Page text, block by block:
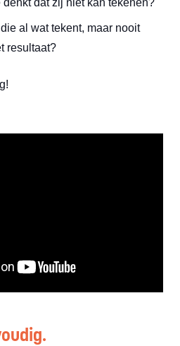
dat zij niet kan tekenen?
al wat tekent, maar nooit
resultaat?